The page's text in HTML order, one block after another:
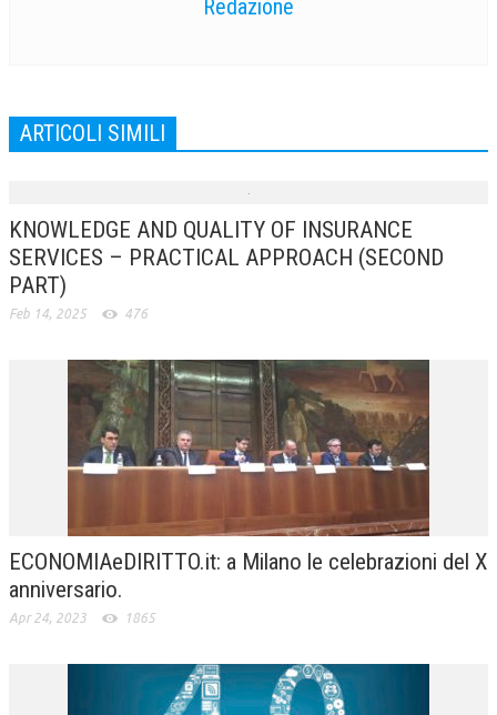
Redazione
ARTICOLI SIMILI
KNOWLEDGE AND QUALITY OF INSURANCE
SERVICES – PRACTICAL APPROACH (SECOND
PART)
Feb 14, 2025 476
ECONOMIAeDIRITTO.it: a Milano le celebrazioni del X
anniversario.
Apr 24, 2023 1865